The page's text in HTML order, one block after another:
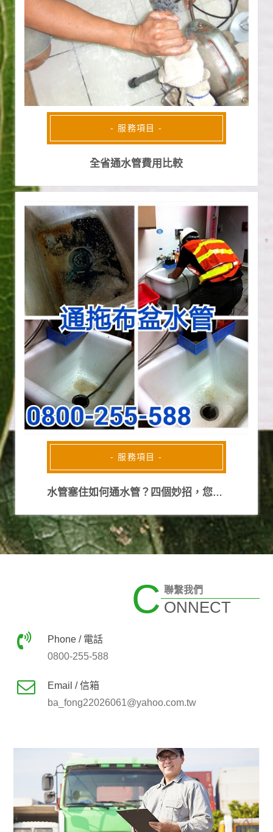
- 服務項目 -
全省通水管費用比較
- 服務項目 -
水管塞住如何通水管？四個妙招，您也可以成為通水管小達人
C ONNECT
聯繫我們
Phone / 電話
0800-255-588
Email / 信箱
ba_fong22026061@yahoo.com.tw